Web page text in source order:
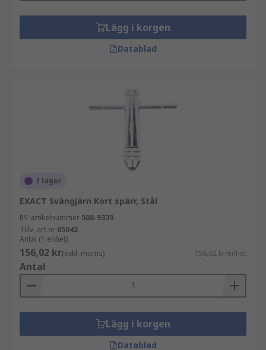
Lägg i korgen
Datablad
I lager
EXACT Svängjärn Kort spärr, Stål
RS-artikelnummer 508-9339
Tillv. art.nr 05042
Antal (1 enhet)
156,02 kr(exkl. moms) 156,02 kr/enhet
Antal
Lägg i korgen
Datablad